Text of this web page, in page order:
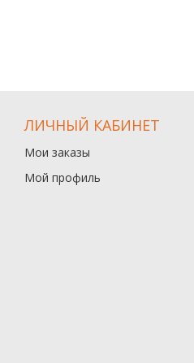
ЛИЧНЫЙ КАБИНЕТ
Мои заказы
Мой профиль